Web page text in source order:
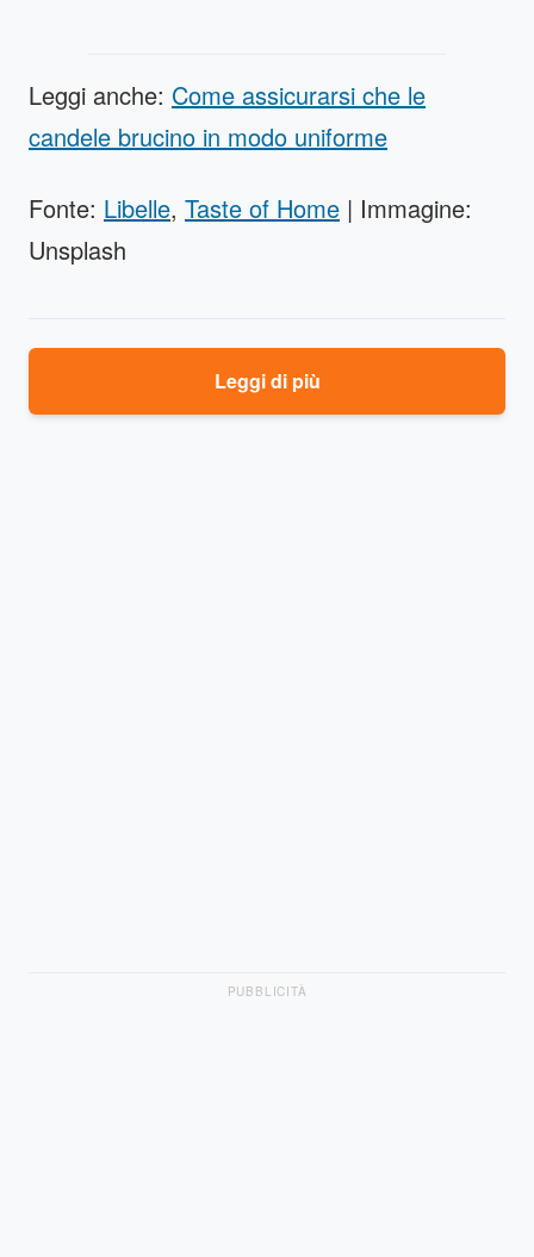
Leggi anche: Come assicurarsi che le
candele brucino in modo uniforme
Fonte: Libelle, Taste of Home | Immagine:
Unsplash
Leggi di più
PUBBLICITÀ